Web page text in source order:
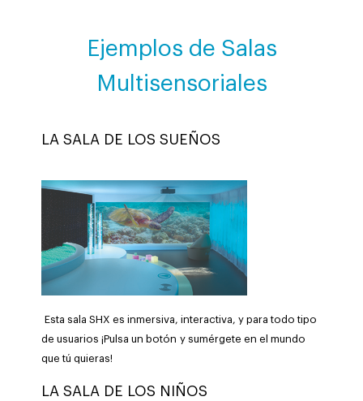
Ejemplos de Salas
Multisensoriales
LA SALA DE LOS SUEÑOS
Esta sala SHX es inmersiva, interactiva, y para todo tipo
de usuarios ¡Pulsa un botón y sumérgete en el mundo
que tú quieras!
LA SALA DE LOS NIÑOS